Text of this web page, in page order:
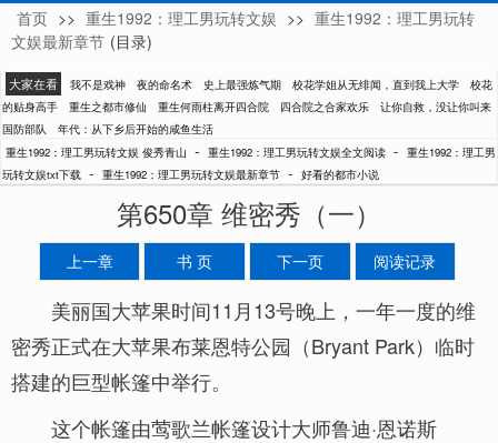
俊秀青山
首页 >> 重生1992：理工男玩转文娱 >> 重生1992：理工男玩转
文娱最新章节 (目录)
大家在看 我不是戏神 夜的命名术 史上最强炼气期 校花学姐从无绯闻，直到我上大学
校花
的贴身高手
重生之都市修仙 重生何雨柱离开四合院 四合院之合家欢乐
让你自救，没让你叫来
国防部队
年代：从下乡后开始的咸鱼生活
重生1992：理工男玩转文娱 俊秀青山 - 重生1992：理工男玩转文娱全文阅读 - 重生1992：理工男
玩转文娱txt下载 - 重生1992：理工男玩转文娱最新章节 - 好看的都市小说
第650章 维密秀（一）
上一章 书 页 下一页 阅读记录
美丽国大苹果时间11月13号晚上，一年一度的维
密秀正式在大苹果布莱恩特公园（Bryant Park）临时
搭建的巨型帐篷中举行。
这个帐篷由莺歌兰帐篷设计大师鲁迪·恩诺斯